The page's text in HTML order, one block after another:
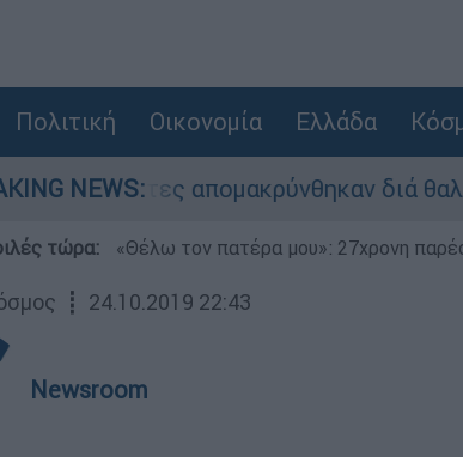
Πολιτική Οικονομία Ελλάδα
NEWS:
πολίτες απομακρύνθηκαν διά θαλάσσης
τώρα: «Θέλω τον πατέρα μου»: 27χρονη
┋ 24.10.2019 22:43
Newsroom